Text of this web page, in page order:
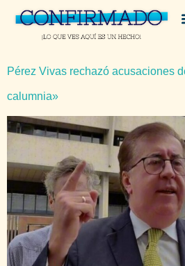
Pérez Vivas rechazó acusaciones
calumnia»